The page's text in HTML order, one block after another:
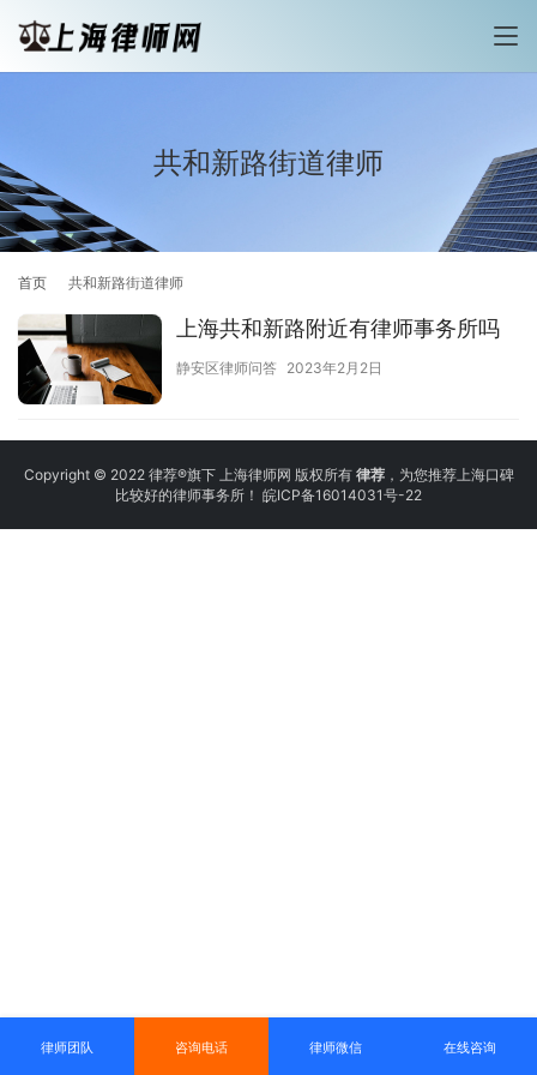
共和新路街道律师
首页 共和新路街道律师
上海共和新路附近有律师事务所吗
静安区律师问答 2023年2月2日
Copyright © 2022 律荐®旗下 上海律师网 版权所有 律荐，为您推荐上海口碑
比较好的律师事务所！ 皖ICP备16014031号-22
律师团队 咨询电话 律师微信 在线咨询